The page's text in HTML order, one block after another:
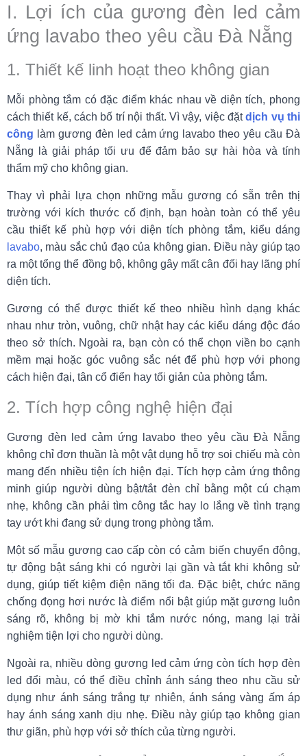
I. Lợi ích của gương đèn led cảm
ứng lavabo theo yêu cầu Đà Nẵng
1. Thiết kế linh hoạt theo không gian
Mỗi phòng tắm có đặc điểm khác nhau về diện tích, phong
cách thiết kế, cách bố trí nội thất. Vì vậy, việc đặtdịch vụ thi
công làm gương đèn led cảm ứng lavabo theo yêu cầu Đà
Nẵng là giải pháp tối ưu để đảm bảo sự hài hòa và tính
thẩm mỹ cho không gian.
Thay vì phải lựa chọn những mẫu gương có sẵn trên thị
trường với kích thước cố định, bạn hoàn toàn có thể yêu
cầu thiết kế phù hợp với diện tích phòng tắm, kiểu dáng
lavabo, màu sắc chủ đạo của không gian. Điều này giúp tạo
ra một tổng thể đồng bộ, không gây mất cân đối hay lãng phí
diện tích.
Gương có thể được thiết kế theo nhiều hình dạng khác
nhau như tròn, vuông, chữ nhật hay các kiểu dáng độc đáo
theo sở thích. Ngoài ra, bạn còn có thể chọn viền bo cạnh
mềm mại hoặc góc vuông sắc nét để phù hợp với phong
cách hiện đại, tân cổ điển hay tối giản của phòng tắm.
2. Tích hợp công nghệ hiện đại
Gương đèn led cảm ứng lavabo theo yêu cầu Đà Nẵng
không chỉ đơn thuần là một vật dụng hỗ trợ soi chiếu mà còn
mang đến nhiều tiện ích hiện đại. Tích hợp cảm ứng thông
minh giúp người dùng bật/tắt đèn chỉ bằng một cú chạm
nhẹ, không cần phải tìm công tắc hay lo lắng về tình trạng
tay ướt khi đang sử dụng trong phòng tắm.
Một số mẫu gương cao cấp còn có cảm biến chuyển động,
tự động bật sáng khi có người lại gần và tắt khi không sử
dụng, giúp tiết kiệm điện năng tối đa. Đặc biệt, chức năng
chống đọng hơi nước là điểm nổi bật giúp mặt gương luôn
sáng rõ, không bị mờ khi tắm nước nóng, mang lại trải
nghiệm tiện lợi cho người dùng.
Ngoài ra, nhiều dòng gương led cảm ứng còn tích hợp đèn
led đổi màu, có thể điều chỉnh ánh sáng theo nhu cầu sử
dụng như ánh sáng trắng tự nhiên, ánh sáng vàng ấm áp
hay ánh sáng xanh dịu nhẹ. Điều này giúp tạo không gian
thư giãn, phù hợp với sở thích của từng người.